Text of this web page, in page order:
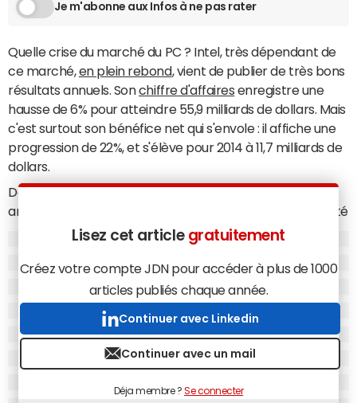
Je m'abonne aux Infos à ne pas rater
Quelle crise du marché du PC ? Intel, très dépendant de
ce marché,en plein rebond, vient de publier de très bons
résultats annuels. Sonchiffre d'affaires enregistre une
hausse de 6% pour atteindre 55,9 milliards de dollars. Mais
c'est surtout son bénéfice net qui s'envole : il affiche une
progression de 22%, et s'élève pour 2014 à 11,7 milliards de
dollars.
Dans le détail, la division PC aura vu son chiffre d'affaires
annuel progresser de 4%, à 34,7 milliards de dollars. L'unité
dédiée aux data centers affiche, elle, un chiffre d'affaires
Enfin, petite surprise dans ces résultats : la division dédiée
internet des objets a permis de générer un chiffre
d'affaires de 2,1 milliards cette année, en hausse de 19%. Et
le fondeur ne compte visiblement pas s'arrêter là. Il y a
quelques jours, au CES, il révélait sa dernière arme pour
s'imposer sur ce marché : elle s'appelleCurie, et c'est un
micro-ordinateur de la taille d'un bouton
Lisez cet article gratuitement
Créez votre compte JDN pour accéder à plus de 1000
articles publiés chaque année.
Continuer avec Linkedin
Continuer avec un mail
Déja membre ?Se connecter